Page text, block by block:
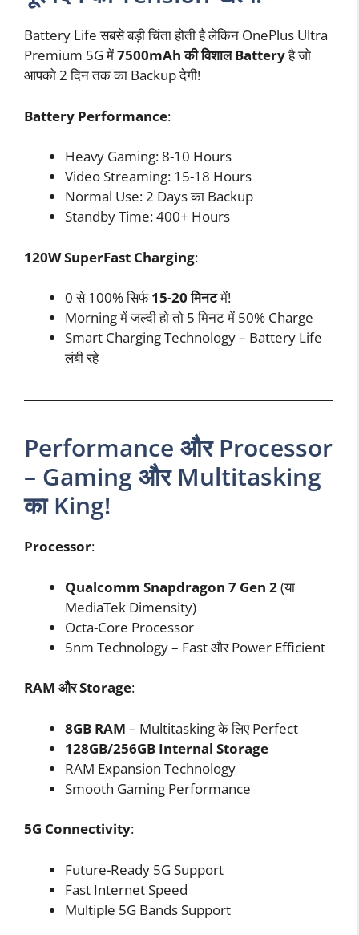
Battery Life सबसे बड़ी चिंता होती है लेकिन OnePlus Ultra
Premium 5G में7500mAh की विशाल Batteryहै जो
आपको 2 दिन तक का Backup देगी!
Battery Performance:
Heavy Gaming: 8-10 Hours
Video Streaming: 15-18 Hours
Normal Use: 2 Days का Backup
Standby Time: 400+ Hours
120W SuperFast Charging:
0 से 100% सिर्फ15-20 मिनटमें!
Morning में जल्दी हो तो 5 मिनट में 50% Charge
Smart Charging Technology – Battery Life
लंबी रहे
Performance और Processor
– Gaming और Multitasking
का King!
Processor:
Qualcomm Snapdragon 7 Gen 2(या
MediaTek Dimensity)
Octa-Core Processor
5nm Technology – Fast और Power Efficient
RAM और Storage:
8GB RAM – Multitasking के लिए Perfect
128GB/256GB Internal Storage
RAM Expansion Technology
Smooth Gaming Performance
5G Connectivity:
Future-Ready 5G Support
Fast Internet Speed
Multiple 5G Bands Support